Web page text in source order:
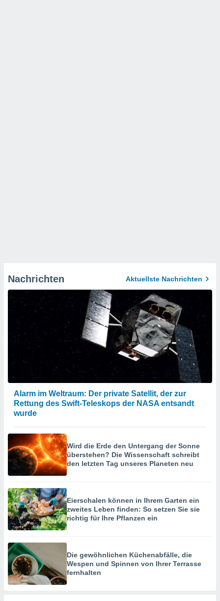
Nachrichten Aktuellste Nachrichten
Alarm im Weltraum: Der private Satellit, der zur
Rettung des Swift-Teleskops der NASA entsandt
wurde
Wird die Erde den Untergang der Sonne
überstehen? Die Wissenschaft schreibt
den letzten Tag unseres Planeten neu
Eierschalen können in Ihrem Garten ein
zweites Leben finden: So setzen Sie sie
richtig für Ihre Pflanzen ein
Die gewöhnlichen Küchenabfälle, die
Wespen und Spinnen von Ihrer Terrasse
fernhalten